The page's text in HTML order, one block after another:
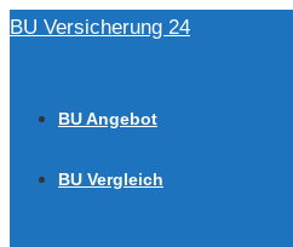
Zum
BU Versicherung 24
BU Angebot
BU Vergleich